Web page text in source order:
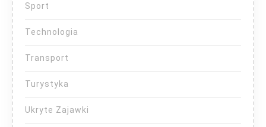
Sport
Technologia
Transport
Turystyka
Ukryte Zajawki